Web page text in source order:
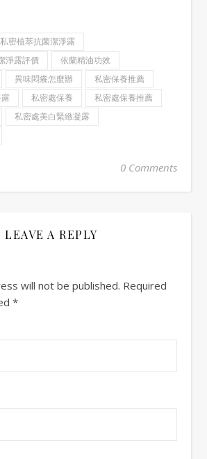
密植萃抗菌潔淨露
淨露評價
依蘭精油功效
異味悶癢怎麼辦
私密保養推薦
私密處保養
私密處保養推薦
私密處美白緊緻凝露
0 Comments
LEAVE A REPLY
will not be published. Required
*